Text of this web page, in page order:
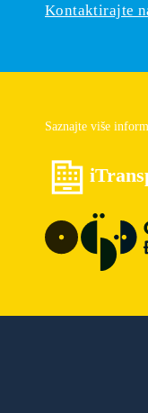
Kontaktirajte
Saznajte više